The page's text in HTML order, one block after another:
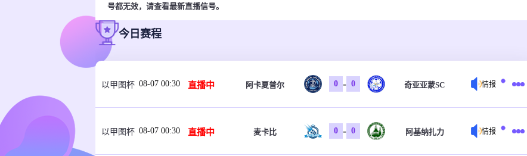
号都无效，请查看最新直播信号。
今日赛程
以甲图杯 08-07 00:30 直播中 阿卡夏普尔 0 - 0 奇亚亚蒙SC 情报
以甲图杯 08-07 00:30 直播中 麦卡比 0 - 0 阿基纳扎力 情报